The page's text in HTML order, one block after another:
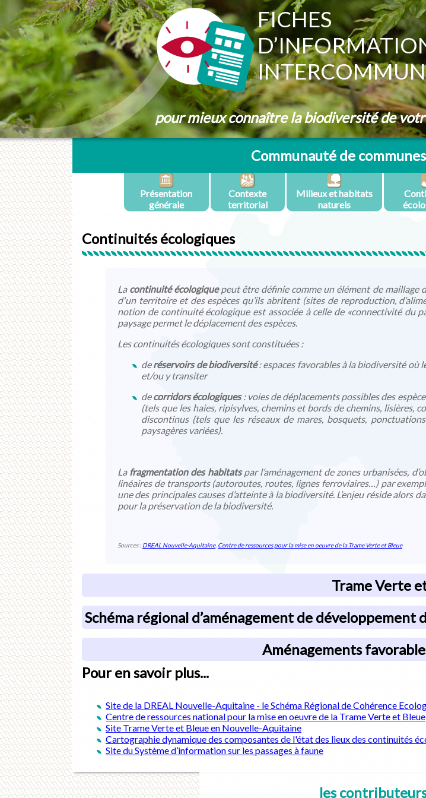
FICHES
pour mieux connaître la biodiversité de
Communauté de
Présentation
générale
Contexte
territorial
Milieux et habitats
naturels
Continuités écologiques
La continuité écologiquepeut être définie comme un élément de maillage
d'un territoire et des espèces qu’ils abritent (sites de reproduction,
notion de continuité écologique est associée à celle de «connectivité du
paysage permet le déplacement des espèces.
Les continuités écologiques sont constituées :
deréservoirs de biodiversité: espaces favorables à la biodiversité où
et/ou y transiter
decorridors écologiques: voies de déplacements possibles des
(tels que les haies, ripisylves, chemins et bords de chemins, lisières,
discontinus (tels que les réseaux de mares, bosquets,
paysagères variées).
Lafragmentation des habitatspar l’aménagement de zones urbanisées,
linéaires de transports (autoroutes, routes, lignes ferroviaires…) par
une des principales causes d’atteinte à la biodiversité. L’enjeu réside
pour la préservation de la biodiversité.
Sources : DREAL Nouvelle-Aquitaine, Centre de ressources pour la mise en oeuvre de la Trame Verte et Bleue
Trame Verte
Schéma régional d’aménagement de
Aménagements
Pour en savoir plus...
Site de la DREAL Nouvelle-Aquitaine - le Schéma Régional de Cohérence
Centre de ressources national pour la mise en oeuvre de la Trame Verte et Bleue
Site Trame Verte et Bleue en Nouvelle-Aquitaine
Cartographie dynamique des composantes de l'état des lieux des continuités
Site du Système d’information sur les passages à faune
les
Panneau de gestion des cookies